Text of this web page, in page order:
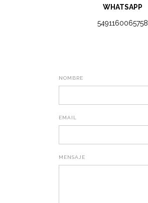
WHATSAPP
5491160065758
NOMBRE
EMAIL
MENSAJE